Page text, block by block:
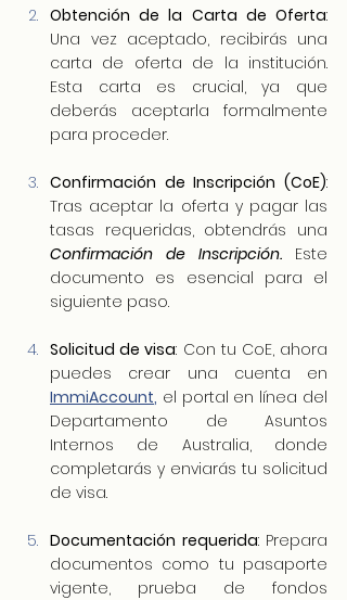
Obtención de la Carta de Oferta:
Una vez aceptado, recibirás una
carta de oferta de la institución.
Esta carta es crucial, ya que
deberás aceptarla formalmente
para proceder.
Confirmación de Inscripción (CoE):
Tras aceptar la oferta y pagar las
Confirmación de Inscripción. Este
documento es esencial para el
siguiente paso.
Solicitud de visa: Con tu CoE, ahora
ImmiAccount, el portal en línea del
Departamento de Asuntos
Internos de Australia, donde
completarás y enviarás tu solicitud
de visa.
Documentación requerida: Prepara
documentos como tu pasaporte
vigente, prueba de fondos